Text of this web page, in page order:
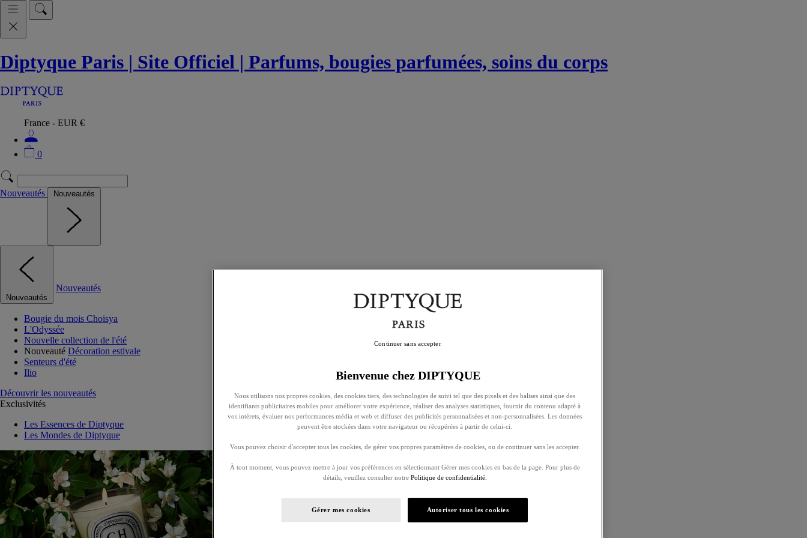
Diptyque Paris | Site Officiel | Parfums, bougies parfumées, soins du corps
France - EUR €
0
Nouveautés Nouveautés
Nouveautés
Nouveautés
Bougie du mois Choisya
L'Odyssée
Nouvelle collection de l'été
Nouveauté Décoration estivale
Senteurs d'été
Ilio
Découvrir les nouveautés
Exclusivités
Les Essences de Diptyque
Les Mondes de Diptyque
Bienvenue chez DIPTYQUE
Nous utilisons nos propres cookies, des cookies tiers, des technologies de suivi tel que des pixels et des balises ainsi que des
identifiants publicitaires mobiles pour améliorer votre expérience, réaliser des analyses statistiques, fournir du contenu adapté à
vos intérets, évaluer nos performances média et web et diffuser des publicités personnalisées et non-personnalisées. Les données
peuvent être stockées dans votre navigateur ou récupérées à partir de celui-ci.
Vous pouvez choisir d'accepter tous les cookies, de gérer vos propres paramètres de cookies, ou de continuer sans les accepter.
À tout moment, vous pouvez mettre à jour vos préférences en sélectionnant Gérer mes cookies en bas de la page. Pour plus de
détails, veuillez consulter notre Politique de confidentialité.
Gérer mes cookies Autoriser tous les cookies
Continuer sans accepter